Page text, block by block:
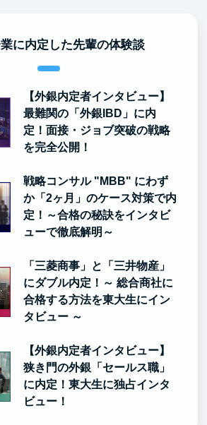
業に内定した先輩の体験談
【外銀内定者インタビュー】
最難関の「外銀IBD」に内
定！面接・ジョブ突破の戦略
を完全公開！
戦略コンサル "MBB" にわず
か「2ヶ月」のケース対策で内
定！～合格の秘訣をインタビ
ューで徹底解明～
「三菱商事」と「三井物産」
にダブル内定！～ 総合商社に
合格する方法を東大生にイン
タビュー ～
【外銀内定者インタビュー】
狭き門の外銀「セールス職」
に内定！東大生に独占インタ
ビュー！